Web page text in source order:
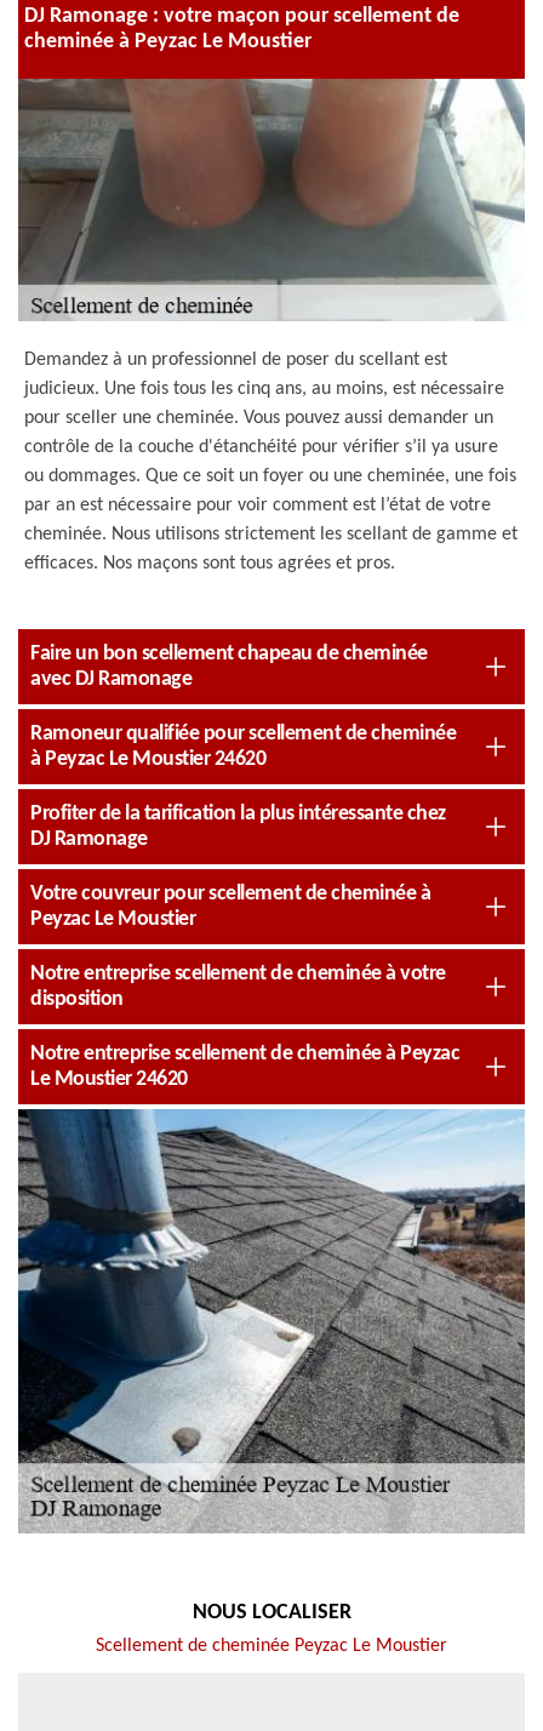
DJ Ramonage : votre maçon pour scellement de
cheminée à Peyzac Le Moustier
Demandez à un professionnel de poser du scellant est
judicieux. Une fois tous les cinq ans, au moins, est nécessaire
pour sceller une cheminée. Vous pouvez aussi demander un
contrôle de la couche d'étanchéité pour vérifier s’il ya usure
ou dommages. Que ce soit un foyer ou une cheminée, une fois
par an est nécessaire pour voir comment est l’état de votre
cheminée. Nous utilisons strictement les scellant de gamme et
efficaces. Nos maçons sont tous agrées et pros.
Faire un bon scellement chapeau de cheminée
avec DJ Ramonage
Ramoneur qualifiée pour scellement de cheminée
à Peyzac Le Moustier 24620
Profiter de la tarification la plus intéressante chez
DJ Ramonage
Votre couvreur pour scellement de cheminée à
Peyzac Le Moustier
Notre entreprise scellement de cheminée à votre
disposition
Notre entreprise scellement de cheminée à Peyzac
Le Moustier 24620
NOUS LOCALISER
Scellement de cheminée Peyzac Le Moustier